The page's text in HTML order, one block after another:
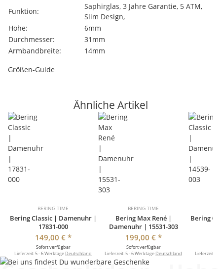
Funktion:
Saphirglas, 3 Jahre Garantie, 5 ATM,
Slim Design,
Höhe:
6mm
Durchmesser:
31mm
Armbandbreite:
14mm
Größen-Guide
Ähnliche Artikel
BERING TIME
Bering Classic | Damenuhr |
17831-000
149,00 € *
Sofort verfügbar
Lieferzeit:5 - 6 Werktage Deutschland
BERING TIME
Bering Max René |
Damenuhr | 15531-303
199,00 € *
Sofort verfügbar
Lieferzeit:5 - 6 Werktage Deutschland
Bering
Lieferzeit: